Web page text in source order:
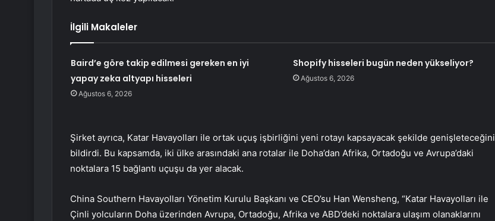
İlgili Makaleler
Baird’e göre takip edilmesi gereken en iyi
yapay zeka altyapı hisseleri
Ağustos 6, 2026
Shopify hisseleri bugün neden yükseliyor?
Ağustos 6, 2026
Şirket ayrıca, Katar Havayolları ile ortak uçuş işbirliğini yeni rotayı kapsayacak şekilde genişleteceğini
bildirdi. Bu kapsamda, iki ülke arasındaki ana rotalar ile Doha’dan Afrika, Ortadoğu ve Avrupa’daki
noktalara 15 bağlantı uçuşu da yer alacak.
China Southern Havayolları Yönetim Kurulu Başkanı ve CEO’su Han Wensheng, “Katar Havayolları ile
Çinli yolcuların Doha üzerinden Avrupa, Ortadoğu, Afrika ve ABD’deki noktalara ulaşım olanaklarını